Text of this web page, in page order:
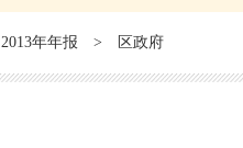
2013年年报 > 区政府